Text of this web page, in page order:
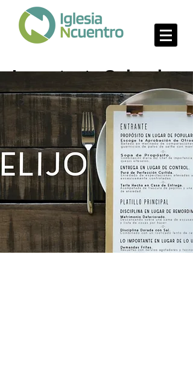
Importante Sobre lo
Urgente